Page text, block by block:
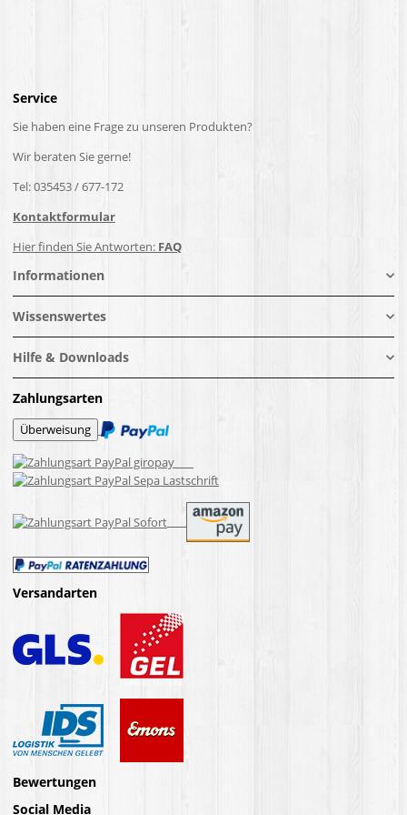
Service
Sie haben eine Frage zu unseren Produkten?
Wir beraten Sie gerne!
Tel: 035453 / 677-172
Kontaktformular
Hier finden Sie Antworten: FAQ
Informationen
Wissenswertes
Hilfe & Downloads
Zahlungsarten
Versandarten
Bewertungen
Social Media